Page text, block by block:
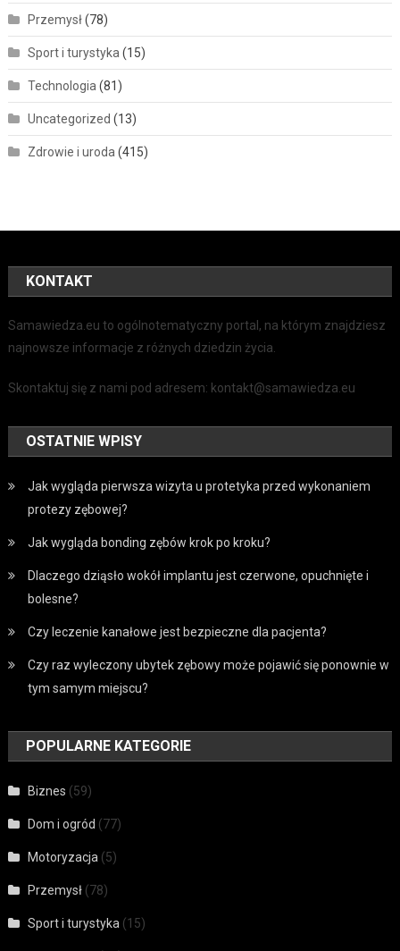
Przemysł(78)
Sport i turystyka (15)
Technologia (81)
Uncategorized (13)
Zdrowie i uroda (415)
KONTAKT
Samawiedza.eu to ogólnotematyczny portal, na którym znajdziesz
najnowsze informacje z różnych dziedzin życia.
Skontaktuj się z nami pod adresem: kontakt@samawiedza.eu
OSTATNIE WPISY
Jak wygląda pierwsza wizyta u protetyka przed wykonaniem
protezy zębowej?
Jak wygląda bonding zębów krok po kroku?
Dlaczego dziąsło wokół implantu jest czerwone, opuchnięte i
bolesne?
Czy leczenie kanałowe jest bezpieczne dla pacjenta?
Czy raz wyleczony ubytek zębowy może pojawić się ponownie w
tym samym miejscu?
POPULARNE KATEGORIE
Biznes (59)
Dom i ogród (77)
Motoryzacja (5)
Przemysł (78)
Sport i turystyka (15)